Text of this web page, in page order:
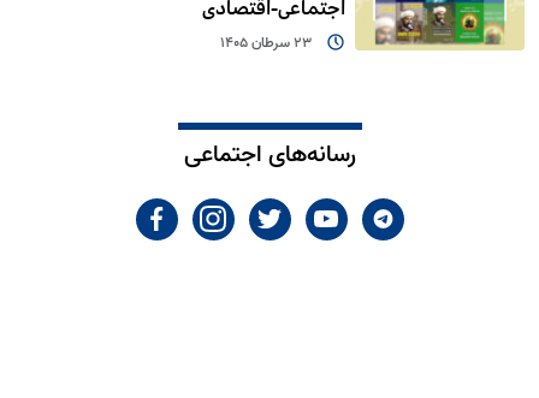
اجتماعی-اقتصادی
23 سرطان 1405
رسانه‌های اجتماعی